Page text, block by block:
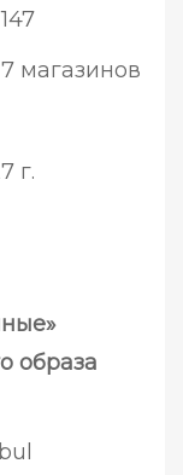
магазинов
г.
образа